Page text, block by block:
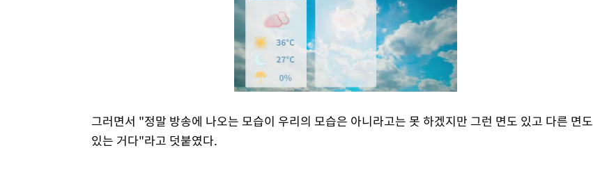
그러면서 "정말 방송에 나오는 모습이 우리의 모습은 아니라고는 못 하겠지만 그런 면도 있고 다른 면도
있는 거다"라고 덧붙였다.